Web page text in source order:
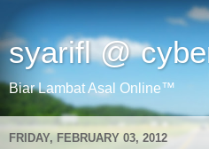
syarifl @
Biar Lambat Asal Online™
FRIDAY, FEBRUARY 03, 2012